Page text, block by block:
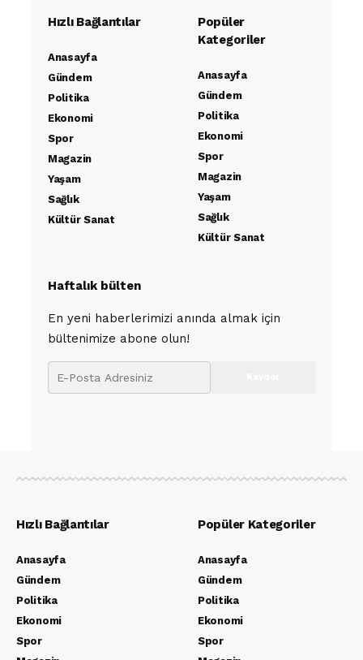
Hızlı Bağlantılar
Anasayfa
Gündem
Politika
Ekonomi
Spor
Magazin
Yaşam
Sağlık
Kültür Sanat
Popüler
Kategoriler
Anasayfa
Gündem
Politika
Ekonomi
Spor
Magazin
Yaşam
Sağlık
Kültür Sanat
Haftalık bülten
En yeni haberlerimizi anında almak için
bültenimize abone olun!
Hızlı Bağlantılar
Anasayfa
Gündem
Politika
Ekonomi
Spor
Popüler Kategoriler
Anasayfa
Gündem
Politika
Ekonomi
Spor